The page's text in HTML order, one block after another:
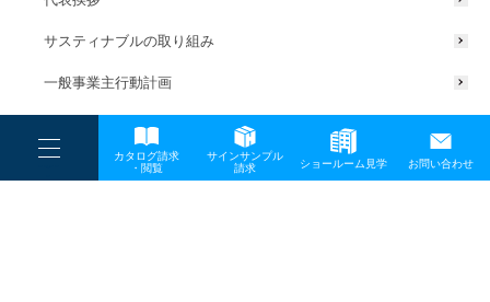
----
----
-
カタログ請求
・閲覧
サインサンプル
請求
ショールーム見学 お問い合わせ
サスティナブルの取り組み
一般事業主行動計画